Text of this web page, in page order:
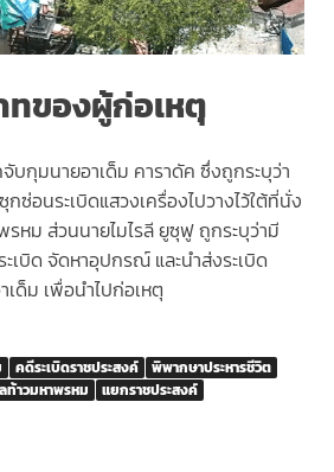
ของผู้ก่อเหตุ
บกุมนายอาเด็ม คาราดัค ซึ่งถูกระบุว่า
กซ่อนระเบิดแสวงเครื่องไปวางไว้ใต้ที่นั่ง
หม ส่วนนายไมไรลี ยูซุฟู ถูกระบุว่ามี
เบิด จัดหาอุปกรณ์ และนำส่งระเบิด
เด็ม เพื่อนำไปก่อเหตุ
คดีระเบิดราชประสงค์
พิพากษาประหารชีวิต
ท้าวมหาพรหม แยกราชประสงค์